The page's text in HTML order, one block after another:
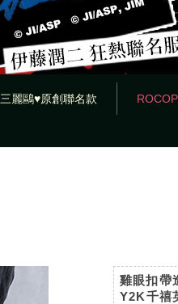
三麗鷗♥原創聯名款
雞眼扣帶
Y2K千禧